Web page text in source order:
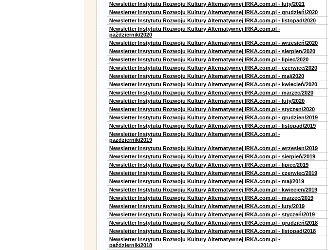
Newsletter Instytutu Rozwoju Kultury Alternatywnej IRKA.com.pl - luty/2021
Newsletter Instytutu Rozwoju Kultury Alternatywnej IRKA.com.pl - grudzień/2020
Newsletter Instytutu Rozwoju Kultury Alternatywnej IRKA.com.pl - listopad/2020
Newsletter Instytutu Rozwoju Kultury Alternatywnej IRKA.com.pl -
październik/2020
Newsletter Instytutu Rozwoju Kultury Alternatywnej IRKA.com.pl - wrzesień/2020
Newsletter Instytutu Rozwoju Kultury Alternatywnej IRKA.com.pl - sierpien/2020
Newsletter Instytutu Rozwoju Kultury Alternatywnej IRKA.com.pl - lipiec/2020
Newsletter Instytutu Rozwoju Kultury Alternatywnej IRKA.com.pl - czerwiec/2020
Newsletter Instytutu Rozwoju Kultury Alternatywnej IRKA.com.pl - maj/2020
Newsletter Instytutu Rozwoju Kultury Alternatywnej IRKA.com.pl - kwiecień/2020
Newsletter Instytutu Rozwoju Kultury Alternatywnej IRKA.com.pl - marzec/2020
Newsletter Instytutu Rozwoju Kultury Alternatywnej IRKA.com.pl - luty/2020
Newsletter Instytutu Rozwoju Kultury Alternatywnej IRKA.com.pl - styczen/2020
Newsletter Instytutu Rozwoju Kultury Alternatywnej IRKA.com.pl - grudzien/2019
Newsletter Instytutu Rozwoju Kultury Alternatywnej IRKA.com.pl - listopad/2019
Newsletter Instytutu Rozwoju Kultury Alternatywnej IRKA.com.pl -
pazdziernik/2019
Newsletter Instytutu Rozwoju Kultury Alternatywnej IRKA.com.pl - wrzesien/2019
Newsletter Instytutu Rozwoju Kultury Alternatywnej IRKA.com.pl - sierpień/2019
Newsletter Instytutu Rozwoju Kultury Alternatywnej IRKA.com.pl - lipiec/2019
Newsletter Instytutu Rozwoju Kultury Alternatywnej IRKA.com.pl - czerwiec/2019
Newsletter Instytutu Rozwoju Kultury Alternatywnej IRKA.com.pl - maj/2019
Newsletter Instytutu Rozwoju Kultury Alternatywnej IRKA.com.pl - kwiecien/2019
Newsletter Instytutu Rozwoju Kultury Alternatywnej IRKA.com.pl - marzec/2019
Newsletter Instytutu Rozwoju Kultury Alternatywnej IRKA.com.pl - luty/2019
Newsletter Instytutu Rozwoju Kultury Alternatywnej IRKA.com.pl - styczeń/2019
Newsletter Instytutu Rozwoju Kultury Alternatywnej IRKA.com.pl - grudzień/2018
Newsletter Instytutu Rozwoju Kultury Alternatywnej IRKA.com.pl - listopad/2018
Newsletter Instytutu Rozwoju Kultury Alternatywnej IRKA.com.pl -
październik/2018